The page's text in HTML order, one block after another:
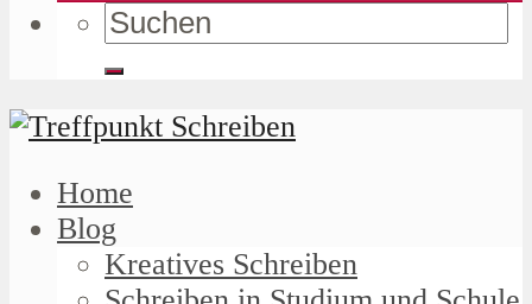
Home
Blog
Kreatives Schreiben